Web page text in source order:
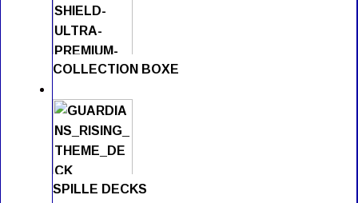
COLLECTION BOXE
SPILLE DECKS